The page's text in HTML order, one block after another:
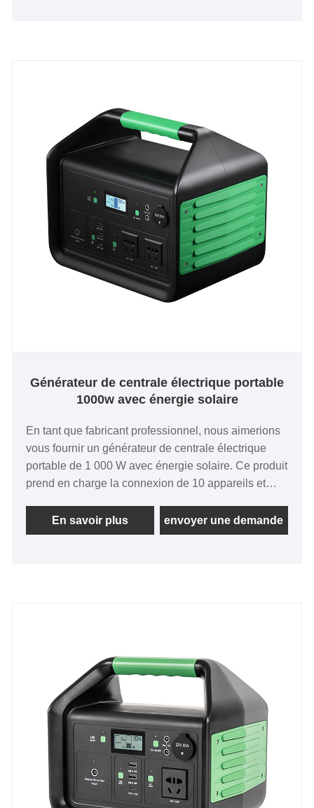
Générateur de centrale électrique portable
1000w avec énergie solaire
En tant que fabricant professionnel, nous aimerions
vous fournir un générateur de centrale électrique
portable de 1 000 W avec énergie solaire. Ce produit
prend en charge la connexion de 10 appareils et
parfaitement aux pannes de courant intérieures, aux
urgences, au camping et à d'autres besoins
En savoir plus envoyer une demande